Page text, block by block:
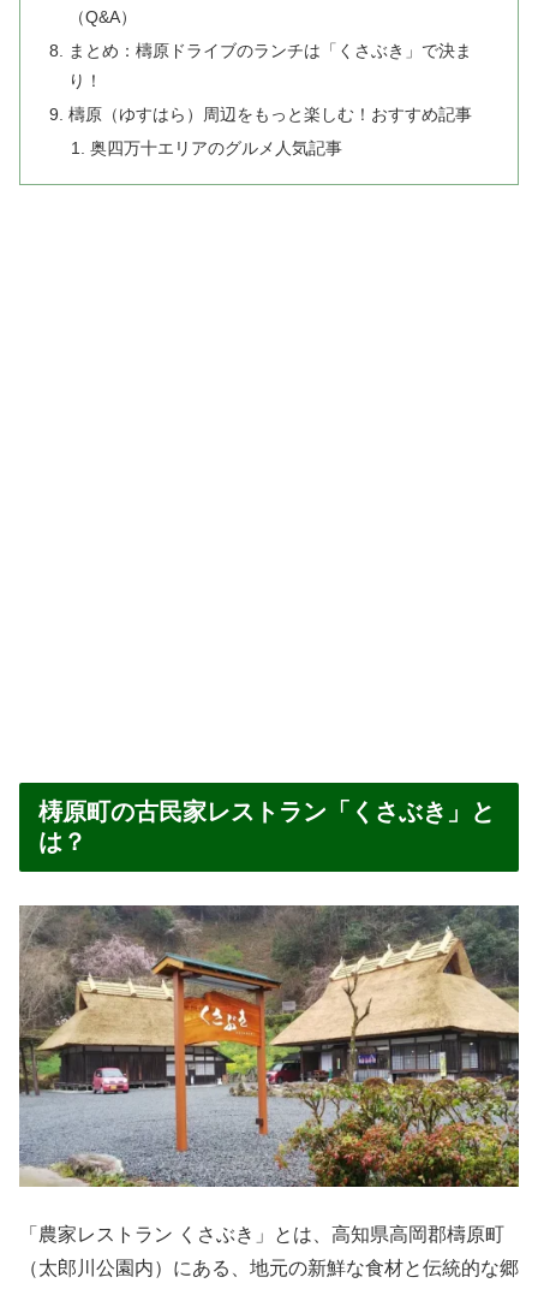
（Q&A）
まとめ：檮原ドライブのランチは「くさぶき」で決ま
り！
檮原（ゆすはら）周辺をもっと楽しむ！おすすめ記事
奥四万十エリアのグルメ人気記事
梼原町の古民家レストラン「くさぶき」と
は？
「農家レストラン くさぶき」とは、高知県高岡郡檮原町
（太郎川公園内）にある、地元の新鮮な食材と伝統的な郷